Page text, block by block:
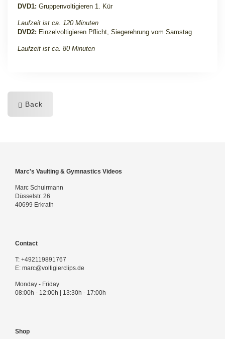
DVD1: Gruppenvoltigieren 1. Kür
Laufzeit ist ca. 120 Minuten
DVD2: Einzelvoltigieren Pflicht, Siegerehrung vom Samstag
Laufzeit ist ca. 80 Minuten
Back
Marc's Vaulting & Gymnastics Videos
Marc Schuirmann
Düsselstr. 26
40699 Erkrath
Contact
T: +492119891767
E: marc@voltigierclips.de
Monday - Friday
08:00h - 12:00h | 13:30h - 17:00h
Shop